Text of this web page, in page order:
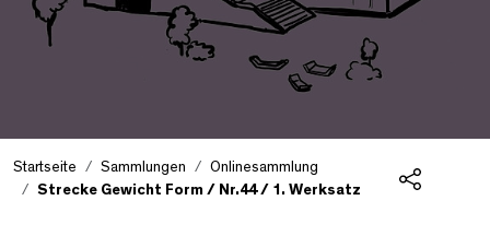
Startseite Sammlungen
Onlinesammlung
Strecke Gewicht Form / Nr.44 / 1. Werksatz